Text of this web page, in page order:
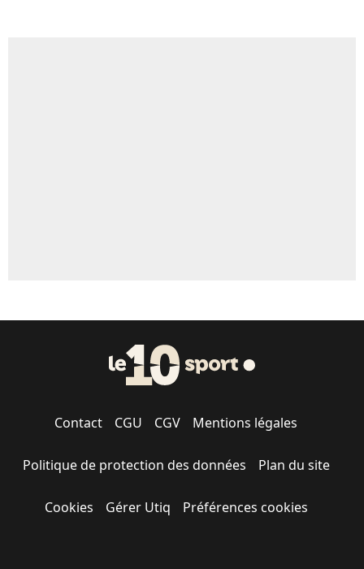
Contact CGU CGV Mentions légales
Politique de protection des données Plan du site
Cookies Gérer Utiq Préférences cookies